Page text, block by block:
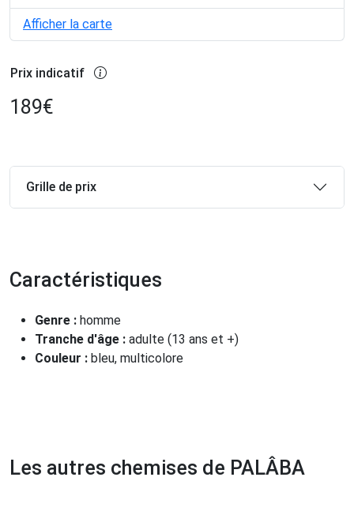
Afficher la carte
Prix indicatif
189€
Grille de prix
Caractéristiques
Genre : homme
Tranche d'âge : adulte (13 ans et +)
Couleur : bleu, multicolore
Les autres chemises de PALÂBA